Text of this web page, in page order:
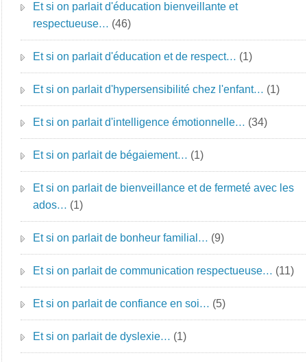
Et si on parlait d'éducation bienveillante et
respectueuse… (46)
Et si on parlait d'éducation et de respect… (1)
Et si on parlait d'hypersensibilité chez l'enfant… (1)
Et si on parlait d'intelligence émotionnelle… (34)
Et si on parlait de bégaiement… (1)
Et si on parlait de bienveillance et de fermeté avec les
ados… (1)
Et si on parlait de bonheur familial… (9)
Et si on parlait de communication respectueuse… (11)
Et si on parlait de confiance en soi… (5)
Et si on parlait de dyslexie… (1)